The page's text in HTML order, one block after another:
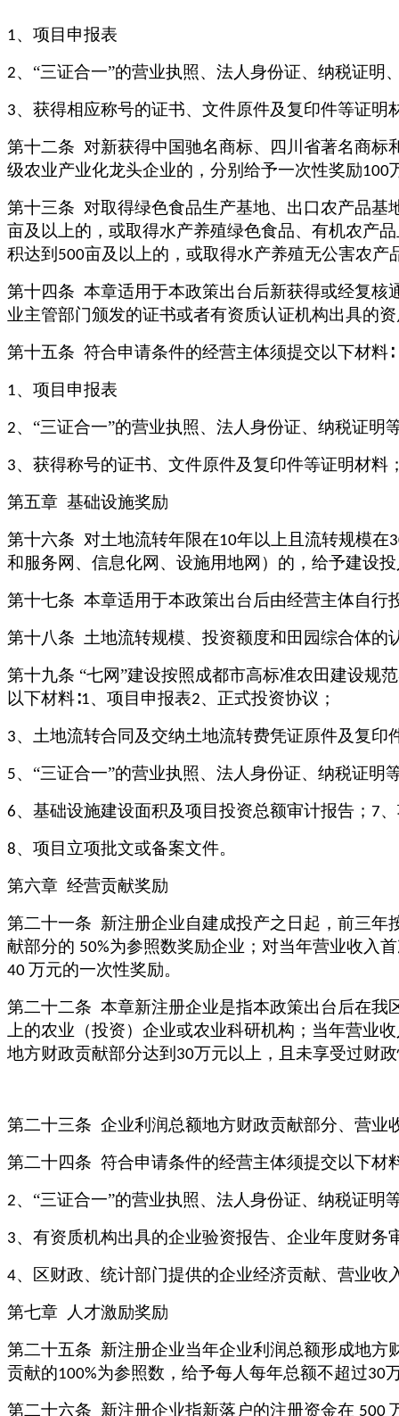
1、项目申报表
2、“三证合一”的营业执照、法人身份证、纳税证明
3、获得相应称号的证书、文件原件及复印件等证
第十二条 对新获得中国驰名商标、四川省著名商
级农业产业化龙头企业的，分别给予一次性奖励100
第十三条 对取得绿色食品生产基地、出口农产品基
亩及以上的，或取得水产养殖绿色食品、有机农产
积达到 500亩及以上的，或取得水产养殖无公害农产
第十四条 本章适用于本政策出台后新获得或经复核
业主管部门颁发的证书或者有资质认证机构出具的
第十五条 符合申请条件的经营主体须提交以下材料∶
1、项目申报表
2、“三证合一”的营业执照、法人身份证、纳税证明
3、获得称号的证书、文件原件及复印件等证明材料
第五章 基础设施奖励
第十六条 对土地流转年限在10年以上且流转规模在
和服务网、信息化网、设施用地网）的，给予建设
第十七条 本章适用于本政策出台后由经营主体自行
第十八条
土地流转规模、投资额度和田园综合体
第十九条 “七网”建设按照成都市高标准农田建设规
以下材料∶1、项目申报表2、正式投资协议；
3、土地流转合同及交纳土地流转费凭证原件及复印
5、“三证合一”的营业执照、法人身份证、纳税证明
6、基础设施建设面积及项目投资总额审计报告； 7
8、项目立项批文或备案文件。
第六章 经营贡献奖励
第二十一条 新注册企业自建成投产之日起，前三年
献部分的 50%为参照数奖励企业；对当年营业收入
40 万元的一次性奖励。
第二十二条 本章新注册企业是指本政策出台后在我
上的农业（投资）企业或农业科研机构；当年营业
地方财政贡献部分达到 30万元以上，且未享受过财
第二十三条 企业利润总额地方财政贡献部分、营业
第二十四条 符合申请条件的经营主体须提交以下材
2、“三证合一”的营业执照、法人身份证、纳税证明
3、有资质机构出具的企业验资报告、企业年度财务
4、区财政、统计部门提供的企业经济贡献、营业收
第七章
人才激励奖励
第二十五条 新注册企业当年企业利润总额形成地方
贡献的100%为参照数，给予每人每年总额不超过30
第二十六条 新注册企业指新落户的注册资金在 500